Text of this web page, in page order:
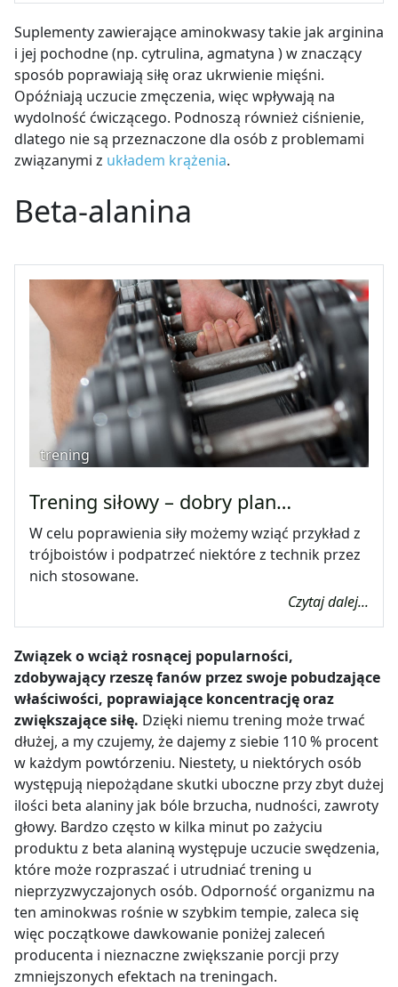
Suplementy zawierające aminokwasy takie jak arginina
i jej pochodne (np. cytrulina, agmatyna ) w znaczący
sposób poprawiają siłę oraz ukrwienie mięśni.
Opóźniają uczucie zmęczenia, więc wpływają na
wydolność ćwiczącego. Podnoszą również ciśnienie,
dlatego nie są przeznaczone dla osób z problemami
związanymi z układem krążenia.
Beta-alanina
trening
Trening siłowy – dobry plan…
W celu poprawienia siły możemy wziąć przykład z
trójboistów i podpatrzeć niektóre z technik przez
nich stosowane.
Czytaj dalej...
Związek o wciąż rosnącej popularności,
zdobywający rzeszę fanów przez swoje pobudzające
właściwości, poprawiające koncentrację oraz
zwiększające siłę. Dzięki niemu trening może trwać
dłużej, a my czujemy, że dajemy z siebie 110 % procent
w każdym powtórzeniu. Niestety, u niektórych osób
występują niepożądane skutki uboczne przy zbyt dużej
ilości beta alaniny jak bóle brzucha, nudności, zawroty
głowy. Bardzo często w kilka minut po zażyciu
produktu z beta alaniną występuje uczucie swędzenia,
które może rozpraszać i utrudniać trening u
nieprzyzwyczajonych osób. Odporność organizmu na
ten aminokwas rośnie w szybkim tempie, zaleca się
więc początkowe dawkowanie poniżej zaleceń
producenta i nieznaczne zwiększanie porcji przy
zmniejszonych efektach na treningach.